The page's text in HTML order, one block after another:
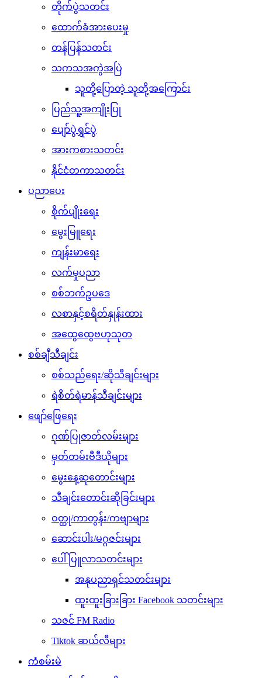
တိုက်ပွဲသတင်း
ထောက်ခံအားပေးမှု
တန်ပြန်သတင်း
သကသအကွဲအပြဲ
သူတို့ပြောတဲ့ သူတို့အကြောင်း
ပြည်သူ့အကျိုးပြု
ပျော်ပွဲရွှင်ပွဲ
အားကစားသတင်း
နိုင်ငံတကာသတင်း
ပညာပေး
စိုက်ပျိုးရေး
မွေးမြူရေး
ကျန်းမာရေး
လက်မှုပညာ
စစ်ဘက်ဥပဒေ
လစာနှင့်စရိတ်နှုန်းထား
အထွေထွေဗဟုသုတ
စစ်ချီသီချင်း
စစ်သည်ရေး/ဆိုသီချင်းများ
ရဲစိတ်ရဲမာန်သီချင်းများ
ဖျော်ဖြေရေး
ဂုဏ်ပြုဇာတ်လမ်းများ
မှတ်တမ်းဗီဒီယိုများ
မွေးနေ့ဆုတောင်းများ
သီချင်းတောင်းဆိုခြင်းများ
ဝတ္ထု/ကာတွန်း/ကဗျာများ
ဆောင်းပါး/မဂ္ဂဇင်းများ
ပေါ်ပြူလာသတင်းများ
အနုပညာရှင်သတင်းများ
ထူးထူးခြားခြား Facebook သတင်းများ
သဇင် FM Radio
Tiktok ဆယ်လီများ
ကံစမ်းမဲ